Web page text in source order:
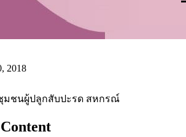
2018
มชนผู้ปลูกสับปะรด สหกรณ์